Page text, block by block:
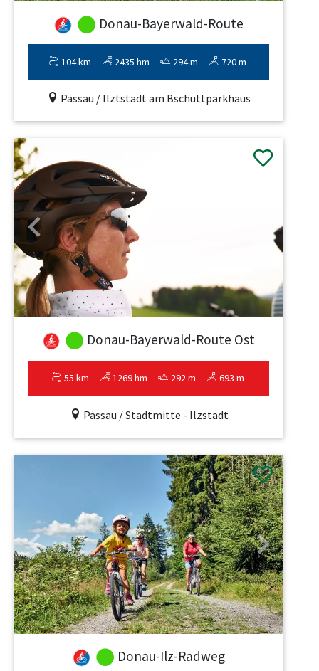
Donau-Bayerwald-Route
104 km 2435 hm 294 m 720 m
Passau / Ilztstadt am Bschüttparkhaus
Previous Next
Donau-Bayerwald-Route Ost
55 km 1269 hm 292 m 693 m
Passau / Stadtmitte - Ilzstadt
Previous Next
Donau-Ilz-Radweg